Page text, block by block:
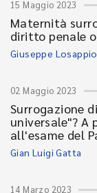
15 Maggio 2023
Maternità
diritto penale
Giuseppe Losappio
02 Maggio 2023
Surrogazione
universale"? A
all'esame del
Gian Luigi Gatta
14 Marzo 2023